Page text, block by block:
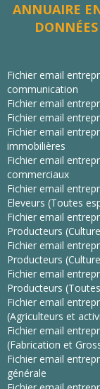
ANNUAIRE
Fichier email
communication
Fichier email
Fichier email
Fichier email
immobilières
Fichier email
commerciaux
Fichier email
Eleveurs (Toutes
Fichier email
Producteurs
Fichier email
Producteurs
Fichier email
Producteurs
Fichier email
(Agriculteurs et
Fichier email
(Fabrication et
Fichier email
générale